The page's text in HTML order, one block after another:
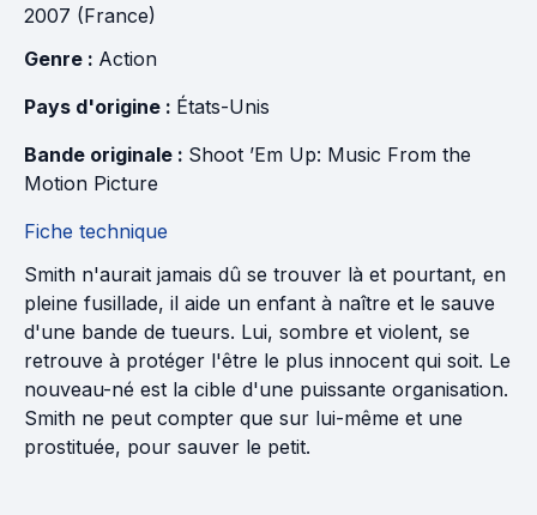
2007 (France)
Genre : Action
Pays d'origine : États-Unis
Bande originale : Shoot ’Em Up: Music From the
Motion Picture
Fiche technique
Smith n'aurait jamais dû se trouver là et pourtant, en
pleine fusillade, il aide un enfant à naître et le sauve
d'une bande de tueurs. Lui, sombre et violent, se
retrouve à protéger l'être le plus innocent qui soit. Le
nouveau-né est la cible d'une puissante organisation.
Smith ne peut compter que sur lui-même et une
prostituée, pour sauver le petit.